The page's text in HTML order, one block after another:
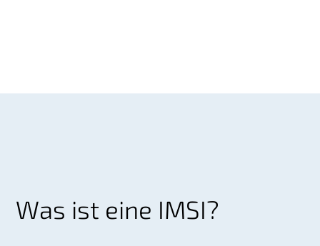
Was ist eine IMSI?